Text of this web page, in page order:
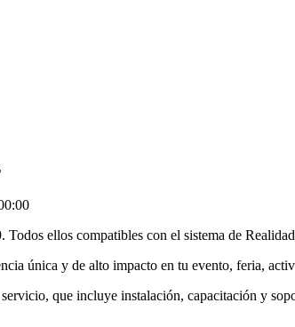
ellos compatibles con el sistema de
única y de alto impacto en tu evento, feria,
que incluye instalación, capacitación y